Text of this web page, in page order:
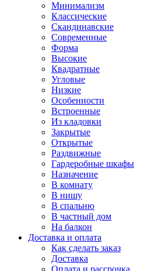
Минимализм
Классические
Скандинавские
Современные
Форма
Высокие
Квадратные
Угловые
Низкие
Особенности
Встроенные
Из кладовки
Закрытые
Открытые
Раздвижные
Гардеробные шкафы
Назначение
В комнату
В нишу
В спальню
В частный дом
На балкон
Доставка и оплата
Как сделать заказ
Доставка
Оплата и рассрочка